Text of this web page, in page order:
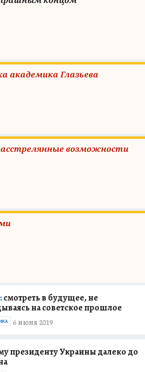
академика Глазьева
возможности
смотреть в будущее, не
на советское прошлое
6 июня 2019
президенту Украины далеко до